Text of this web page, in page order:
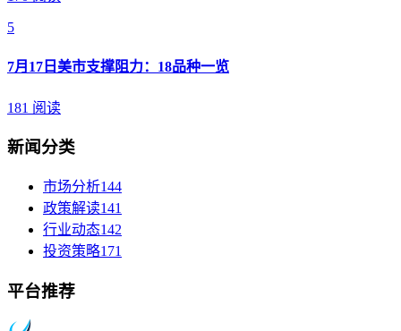
5
7月17日美市支撑阻力：18品种一览
181 阅读
新闻分类
市场分析144
政策解读141
行业动态142
投资策略171
平台推荐